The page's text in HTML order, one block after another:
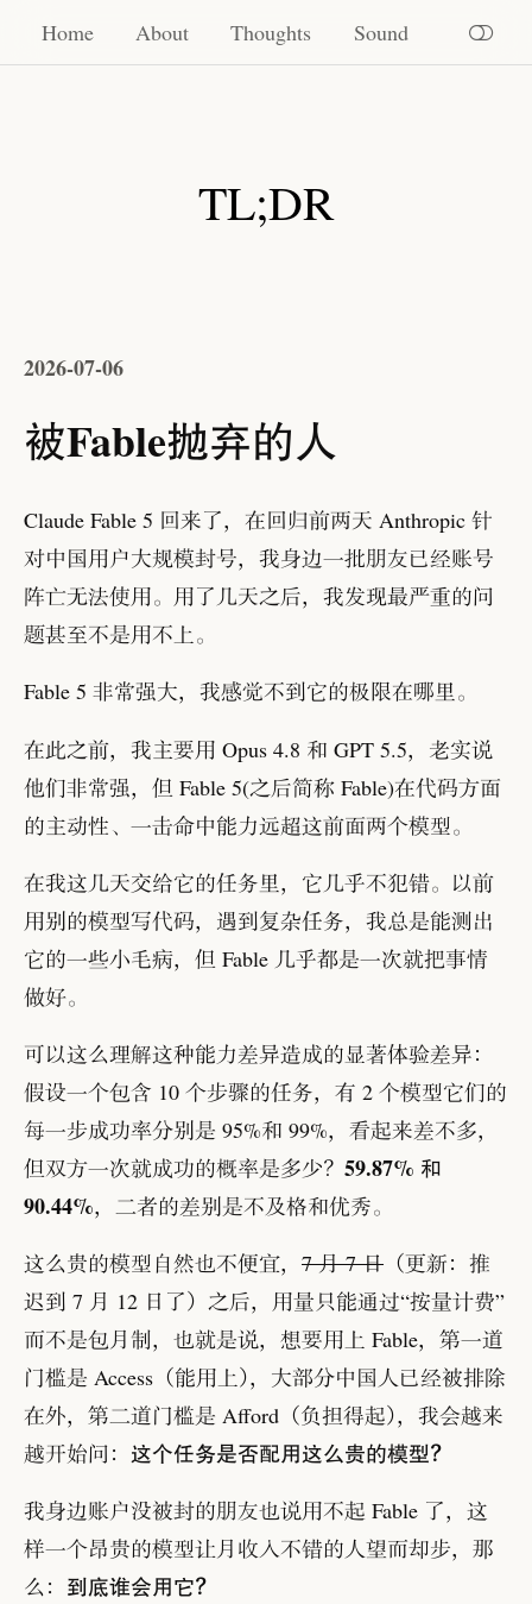
Home About Thoughts Sound
TL;DR
2026-07-06
被Fable抛弃的人
Claude Fable 5 回来了， 在回归前两天 Anthropic 针
对中国用户大规模封号， 我身边一批朋友已经账号
阵亡无法使用。 用了几天之后， 我发现最严重的问
题甚至不是用不上。
Fable 5 非常强大， 我感觉不到它的极限在哪里。
在此之前， 我主要用 Opus 4.8 和 GPT 5.5， 老实说
他们非常强， 但 Fable 5(之后简称 Fable)在代码方面
的主动性、 一击命中能力远超这前面两个模型。
在我这几天交给它的任务里， 它几乎不犯错。 以前
用别的模型写代码， 遇到复杂任务， 我总是能测出
它的一些小毛病， 但 Fable 几乎都是一次就把事情
做好。
可以这么理解这种能力差异造成的显著体验差异：
假设一个包含 10 个步骤的任务， 有 2 个模型它们的
每一步成功率分别是 95%和 99%， 看起来差不多，
但双方一次就成功的概率是多少？ 59.87% 和
90.44%， 二者的差别是不及格和优秀。
这么贵的模型自然也不便宜， 7 月 7 日 （更新： 推
迟到 7 月 12 日了） 之后， 用量只能通过“按量计费”
而不是包月制， 也就是说， 想要用上 Fable， 第一道
门槛是 Access （能用上）， 大部分中国人已经被排除
在外， 第二道门槛是 Afford （负担得起）， 我会越来
越开始问： 这个任务是否配用这么贵的模型？
我身边账户没被封的朋友也说用不起 Fable 了， 这
样一个昂贵的模型让月收入不错的人望而却步， 那
么 ： 到底谁会用它？
Home